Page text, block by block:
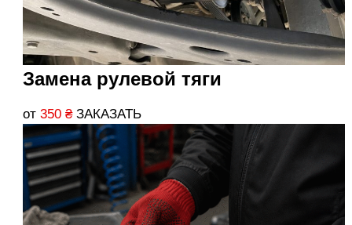
Замена рулевой тяги
от 350 ₴ ЗАКАЗАТЬ